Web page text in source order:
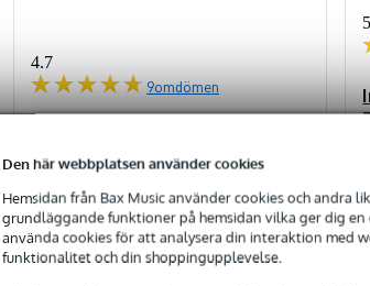
Den här webbplatsen använder cookies
Hemsidan från Bax Music använder cookies och andra
grundläggande funktioner på hemsidan vilka ger dig
använda cookies för att analysera din interaktion med
funktionalitet och din shoppingupplevelse.
4.7
9omdömen
serien
I lager
Föreslaget pris
1 385,00 kr
5